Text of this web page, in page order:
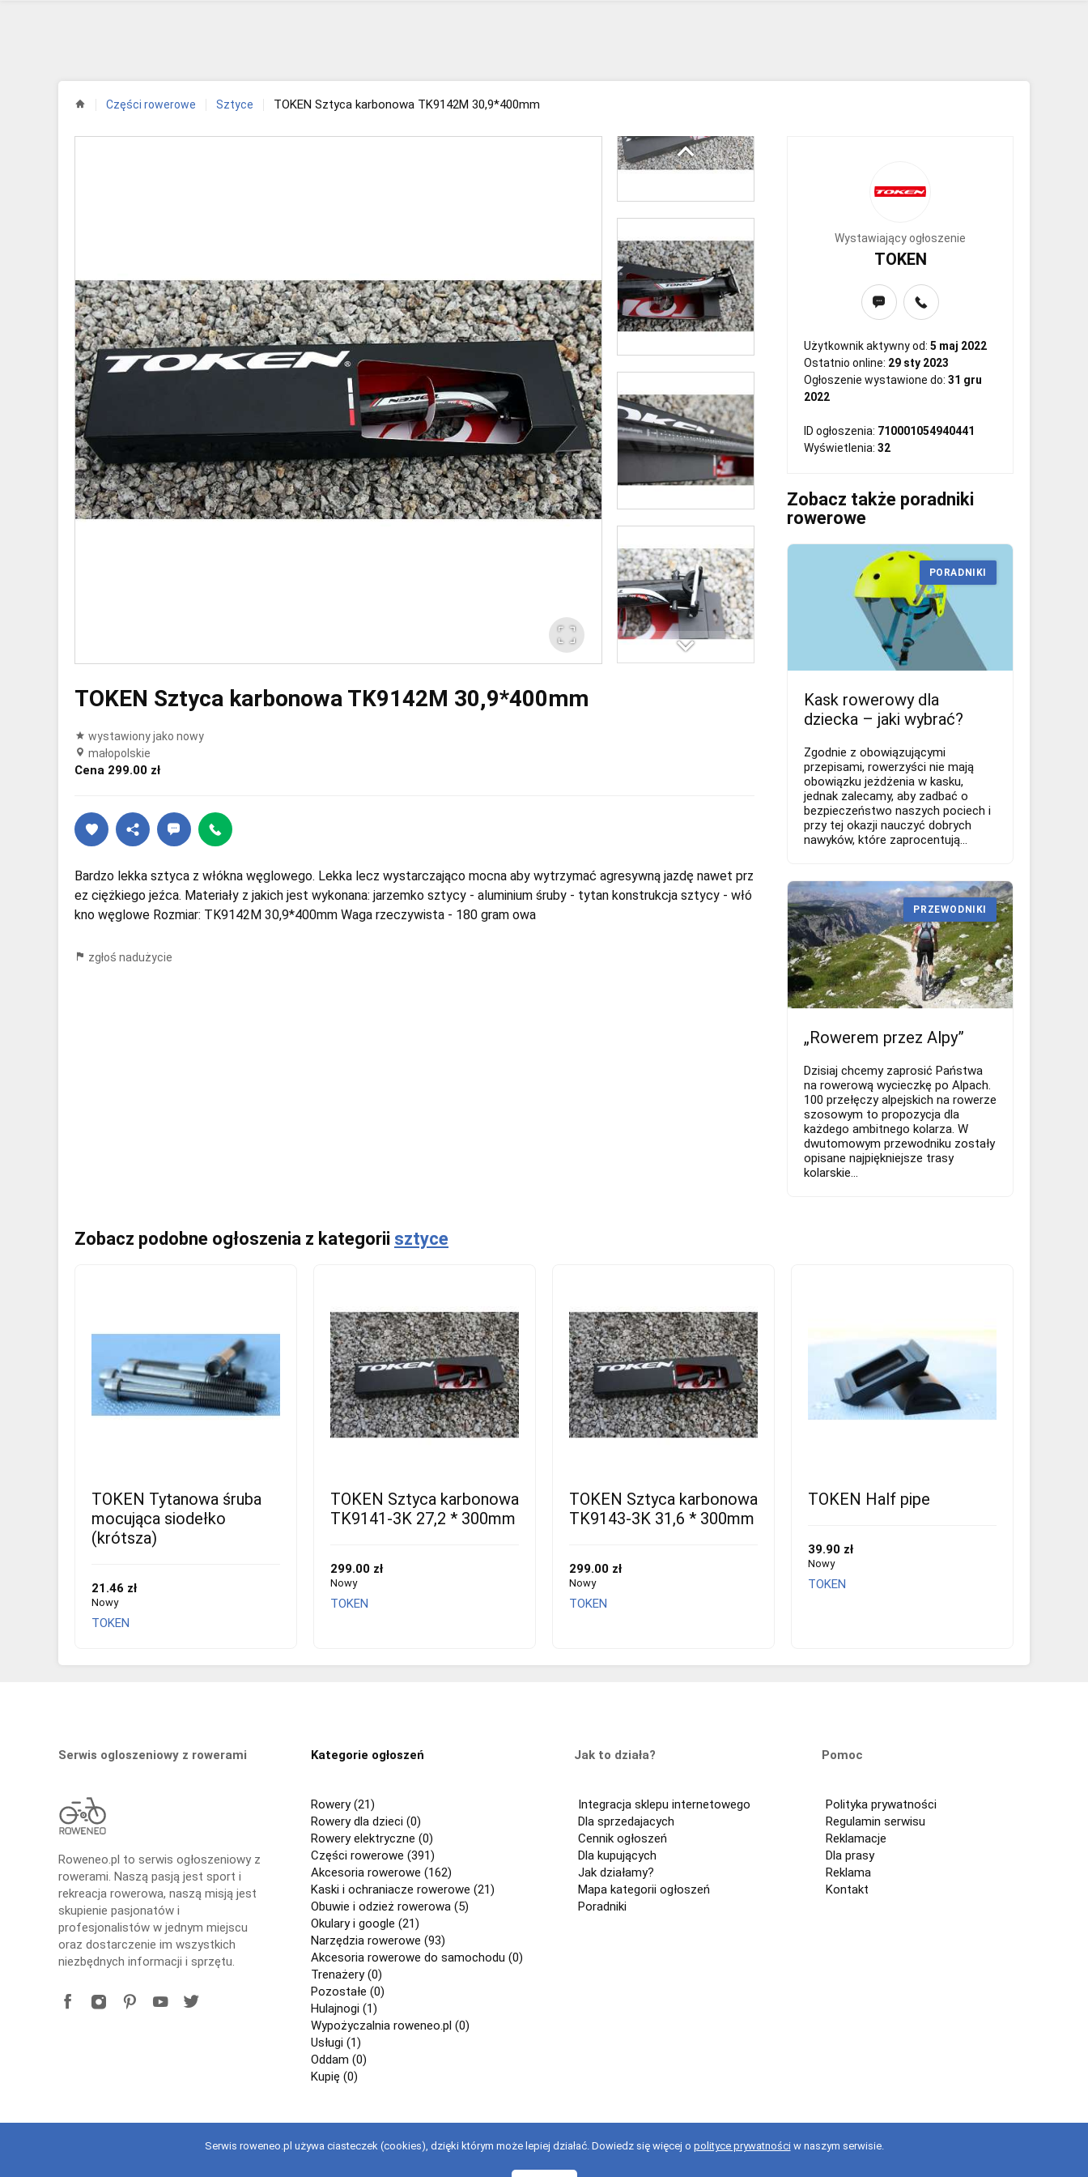
Części rowerowe Sztyce TOKEN Sztyca karbonowa TK9142M 30,9*400mm
TOKEN Sztyca karbonowa TK9142M 30,9*400mm
wystawiony jako nowy
małopolskie
Cena 299.00 zł
Bardzo lekka sztyca z włókna węglowego. Lekka lecz wystarczająco mocna aby wytrzymać agresywną jazdę nawet prz
ez ciężkiego jeźca. Materiały z jakich jest wykonana: jarzemko sztycy - aluminium śruby - tytan konstrukcja sztycy - włó
kno węglowe Rozmiar: TK9142M 30,9*400mm Waga rzeczywista - 180 gram owa
zgłoś nadużycie
Wystawiający ogłoszenie
TOKEN
Użytkownik aktywny od: 5 maj 2022
Ostatnio online: 29 sty 2023
Ogłoszenie wystawione do: 31 gru
2022
ID ogłoszenia: 710001054940441
Wyświetlenia: 32
Zobacz także poradniki
rowerowe
Kask rowerowy dla
dziecka – jaki wybrać?
Zgodnie z obowiązującymi
przepisami, rowerzyści nie mają
obowiązku jeżdżenia w kasku,
jednak zalecamy, aby zadbać o
bezpieczeństwo naszych pociech i
przy tej okazji nauczyć dobrych
nawyków, które zaprocentują...
PORADNIKI
„Rowerem przez Alpy”
Dzisiaj chcemy zaprosić Państwa
na rowerową wycieczkę po Alpach.
100 przełęczy alpejskich na rowerze
szosowym to propozycja dla
każdego ambitnego kolarza. W
dwutomowym przewodniku zostały
opisane najpiękniejsze trasy
kolarskie...
PRZEWODNIKI
Zobacz podobne ogłoszenia z kategorii sztyce
TOKEN Tytanowa śruba
mocująca siodełko
(krótsza)
21.46 zł
Nowy
TOKEN
TOKEN Sztyca karbonowa
TK9141-3K 27,2 * 300mm
299.00 zł
Nowy
TOKEN
TOKEN Sztyca karbonowa
TK9143-3K 31,6 * 300mm
299.00 zł
Nowy
TOKEN
TOKEN Half pipe
39.90 zł
Nowy
TOKEN
Serwis ogloszeniowy z rowerami
Roweneo.pl to serwis ogłoszeniowy z
rowerami. Naszą pasją jest sport i
rekreacja rowerowa, naszą misją jest
skupienie pasjonatów i
profesjonalistów w jednym miejscu
oraz dostarczenie im wszystkich
niezbędnych informacji i sprzętu.
Kategorie ogłoszeń
Rowery (21)
Rowery dla dzieci (0)
Rowery elektryczne (0)
Części rowerowe (391)
Akcesoria rowerowe (162)
Kaski i ochraniacze rowerowe (21)
Obuwie i odzież rowerowa (5)
Okulary i google (21)
Narzędzia rowerowe (93)
Akcesoria rowerowe do samochodu (0)
Trenażery (0)
Pozostałe (0)
Hulajnogi (1)
Wypożyczalnia roweneo.pl (0)
Usługi (1)
Oddam (0)
Kupię (0)
Jak to działa?
Integracja sklepu internetowego
Dla sprzedajacych
Cennik ogłoszeń
Dla kupujących
Jak działamy?
Mapa kategorii ogłoszeń
Poradniki
Pomoc
Polityka prywatności
Regulamin serwisu
Reklamacje
Dla prasy
Reklama
Kontakt
Serwis roweneo.pl używa ciasteczek (cookies), dzięki którym może lepiej działać. Dowiedz się więcej o polityce prywatnościw naszym serwisie.